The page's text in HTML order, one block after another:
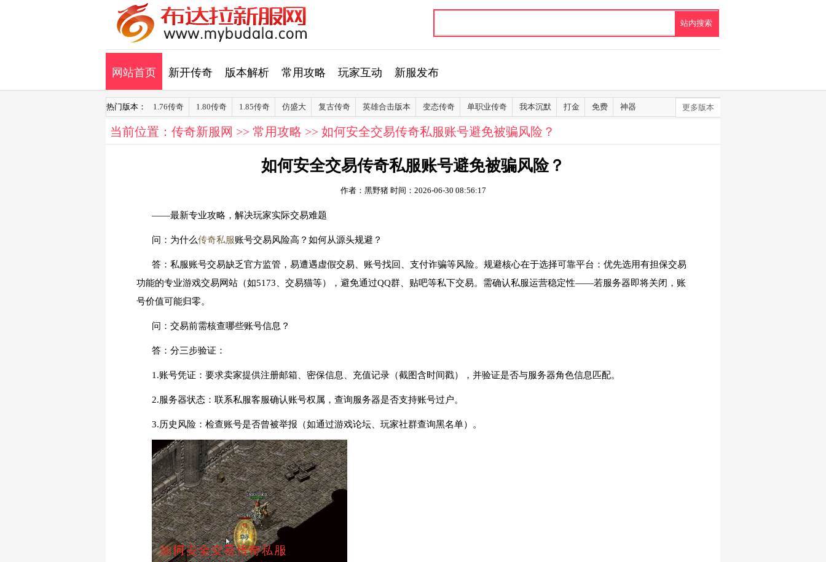
网站首页 新开传奇 版本解析 常用攻略 玩家互动 新服发布
热门版本： 1.76传奇 1.80传奇 1.85传奇 仿盛大 复古传奇 英雄合击版本 变态传奇 单职业传奇 我本沉默 打金 免费 神器 更多版本
当前位置： 传奇新服网 >> 常用攻略 >> 如何安全交易传奇私服账号避免被骗风险？
如何安全交易传奇私服账号避免被骗风险？
作者：黑野猪 时间：2026-06-30 08:56:17
——最新专业攻略，解决玩家实际交易难题
问：为什么传奇私服账号交易风险高？如何从源头规避？
答：私服账号交易缺乏官方监管，易遭遇虚假交易、账号找回、支付诈骗等风险。规避核心在于选择可靠平台：优先选用有担保交易
功能的专业游戏交易网站（如5173、交易猫等），避免通过QQ群、贴吧等私下交易。需确认私服运营稳定性——若服务器即将关闭，账
号价值可能归零。
问：交易前需核查哪些账号信息？
答：分三步验证：
1.账号凭证：要求卖家提供注册邮箱、密保信息、充值记录（截图含时间戳），并验证是否与服务器角色信息匹配。
2.服务器状态：联系私服客服确认账号权属，查询服务器是否支持账号过户。
3.历史风险：检查账号是否曾被举报（如通过游戏论坛、玩家社群查询黑名单）。